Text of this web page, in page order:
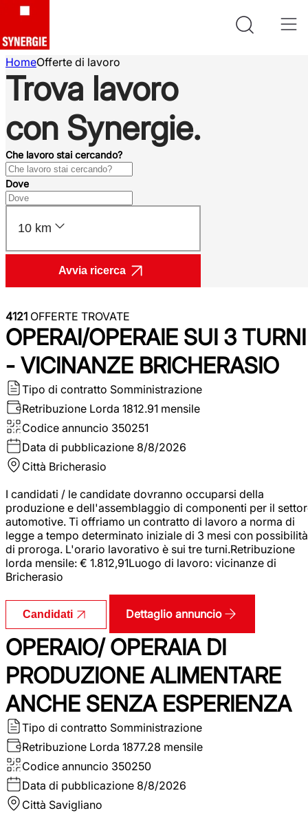
HomeOfferte di lavoro
Trova lavoro
con Synergie.
Che lavoro stai cercando?
Dove
10 km
Avvia ricerca
4121 OFFERTE TROVATE
OPERAI/OPERAIE SUI 3 TURNI
- VICINANZE BRICHERASIO
Tipo di contratto Somministrazione
Retribuzione Lorda 1812.91 mensile
Codice annuncio 350251
Data di pubblicazione 8/8/2026
Città Bricherasio
I candidati / le candidate dovranno occuparsi della
produzione e dell'assemblaggio di componenti per il
automotive. Ti offriamo un contratto di lavoro a norma di
legge a tempo determinato iniziale di 3 mesi con possibilità
di proroga. L'orario lavorativo è sui tre turni.Retribuzione
lorda mensile: € 1.812,91Luogo di lavoro: vicinanze di
Bricherasio
Candidati Dettaglio annuncio
OPERAIO/ OPERAIA DI
PRODUZIONE ALIMENTARE
ANCHE SENZA ESPERIENZA
Tipo di contratto Somministrazione
Retribuzione Lorda 1877.28 mensile
Codice annuncio 350250
Data di pubblicazione 8/8/2026
Città Savigliano